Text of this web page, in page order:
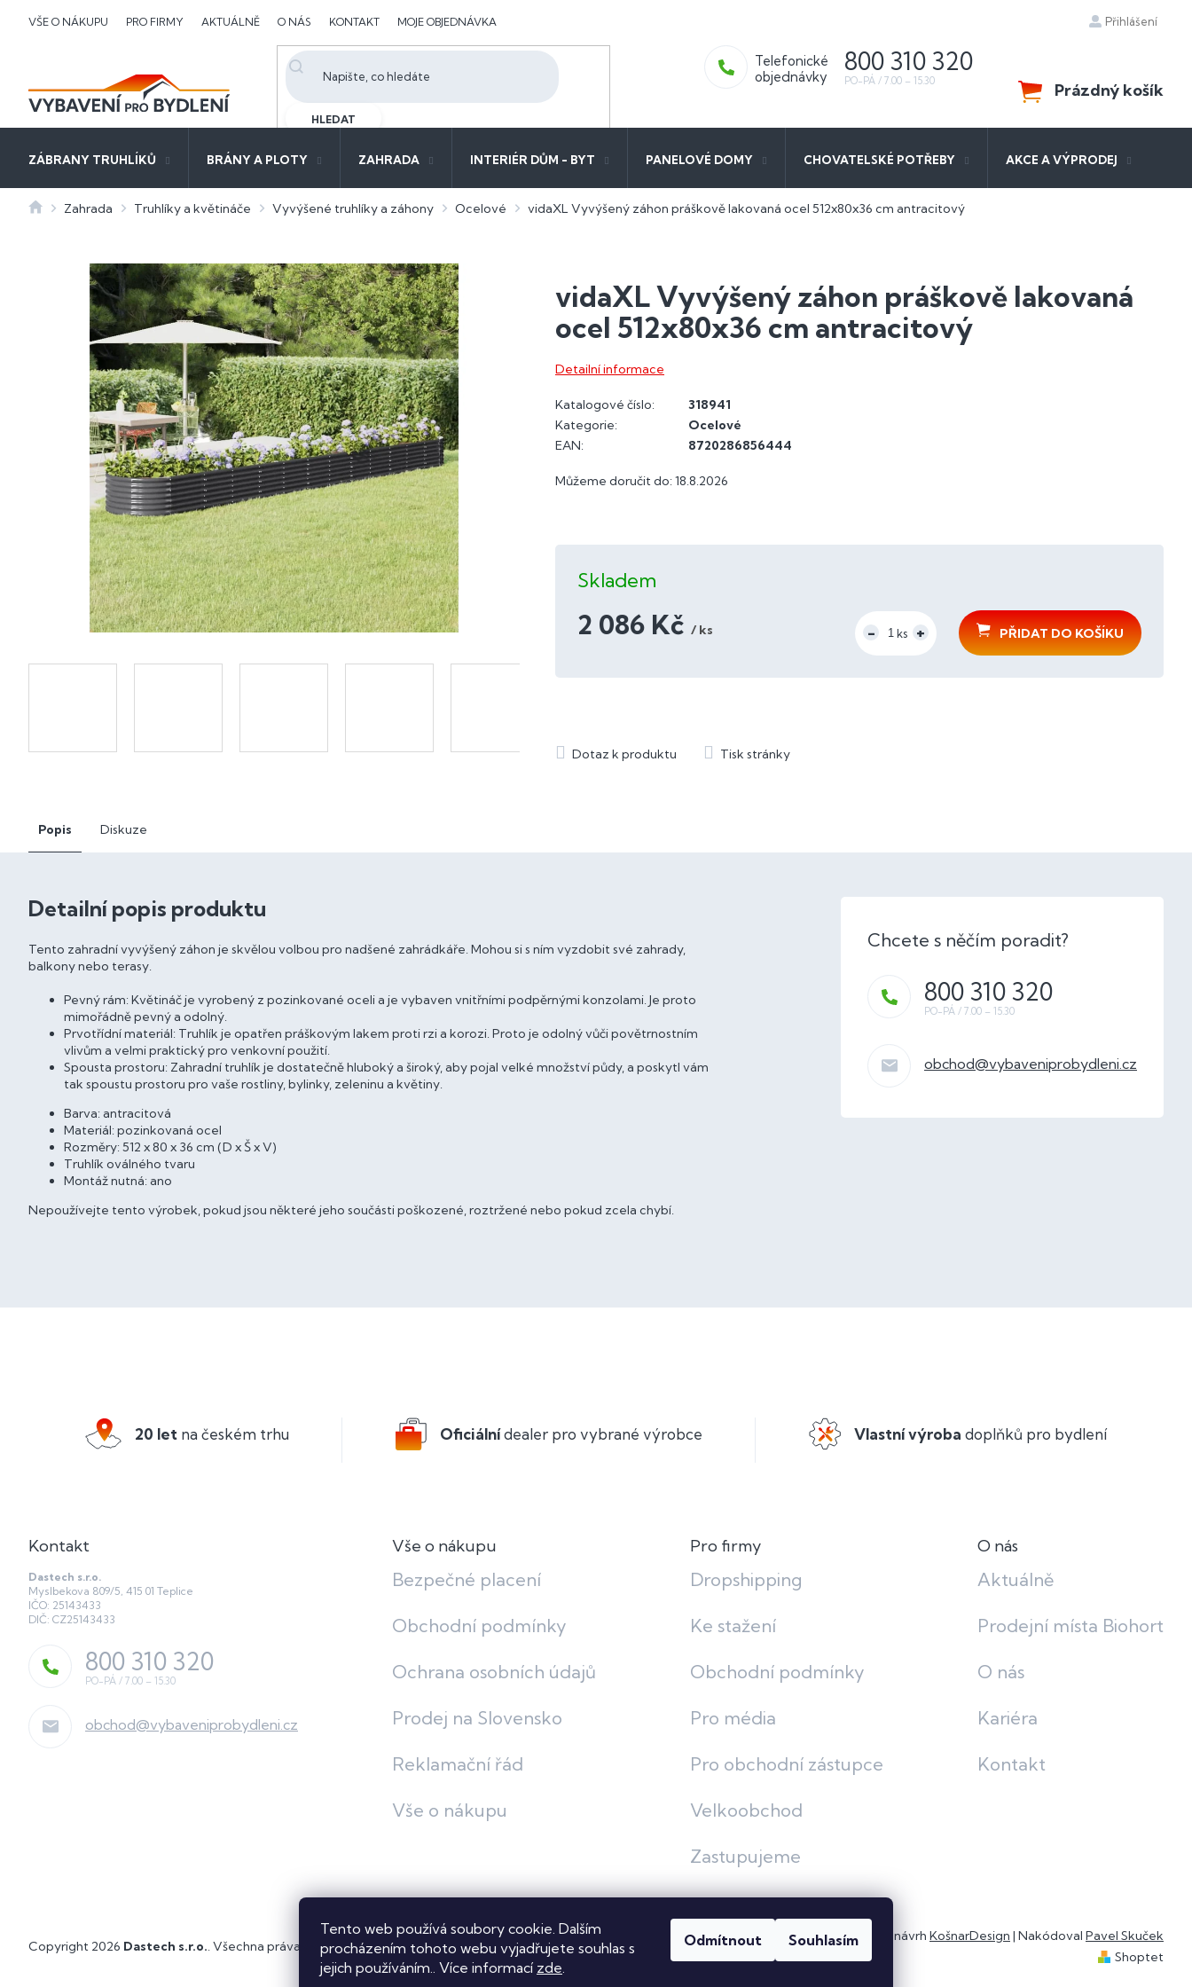
Tento web používá soubory cookie. Dalším
procházením tohoto webu vyjadřujete souhlas s
jejich používáním.. Více informací zde.
Odmítnout Souhlasím
VŠE O NÁKUPU PRO FIRMY AKTUÁLNĚ O NÁS KONTAKT MOJE OBJEDNÁVKA Přihlášení
HLEDAT
800 310 320
NÁKUPNÍ
KOŠÍK
Prázdný košík
ZÁBRANY TRUHLÍKŮ BRÁNY A PLOTY ZAHRADA INTERIÉR DŮM - BYT PANELOVÉ DOMY CHOVATELSKÉ POTŘEBY AKCE A VÝPRODEJ
DomůZahrada Truhlíky a květináče Vyvýšené truhlíky a záhony Ocelové vidaXL Vyvýšený záhon práškově lakovaná ocel 512x80x36 cm antracitový
vidaXL Vyvýšený záhon práškově lakovaná
ocel 512x80x36 cm antracitový
Můžeme doručit do: 18.8.2026
Skladem
2 086 Kč / ks
PŘIDAT DO KOŠÍKU
Detailní informace
Katalogové číslo:
318941
Kategorie:
Ocelové
EAN: 8720286856444
Popis Diskuze
Detailní popis produktu
Tento zahradní vyvýšený záhon je skvělou volbou pro nadšené zahrádkáře. Mohou si s ním vyzdobit své zahrady,
balkony nebo terasy.
Pevný rám: Květináč je vyrobený z pozinkované oceli a je vybaven vnitřními podpěrnými konzolami. Je proto
mimořádně pevný a odolný.
Prvotřídní materiál: Truhlík je opatřen práškovým lakem proti rzi a korozi. Proto je odolný vůči povětrnostním
vlivům a velmi praktický pro venkovní použití.
Spousta prostoru: Zahradní truhlík je dostatečně hluboký a široký, aby pojal velké množství půdy, a poskytl vám
tak spoustu prostoru pro vaše rostliny, bylinky, zeleninu a květiny.
Barva: antracitová
Materiál: pozinkovaná ocel
Rozměry: 512 x 80 x 36 cm (D x Š x V)
Truhlík oválného tvaru
Montáž nutná: ano
Nepoužívejte tento výrobek, pokud jsou některé jeho součásti poškozené, roztržené nebo pokud zcela chybí.
obchod@vybaveniprobydleni.cz
800 310 320
20 let na českém trhu Oficiálnídealer pro vybrané výrobce Vlastní výroba doplňků pro bydlení
Kontakt
Dastech s.r.o.
Myslbekova 809/5, 415 01 Teplice
IČO: 25143433
DIČ: CZ25143433
obchod@vybaveniprobydleni.cz
800 310 320
Vše o nákupu
Bezpečné placení
Obchodní podmínky
Ochrana osobních údajů
Prodej na Slovensko
Reklamační řád
Vše o nákupu
Pro firmy
Dropshipping
Ke stažení
Obchodní podmínky
Pro média
Pro obchodní zástupce
Velkoobchod
Zastupujeme
O nás
Aktuálně
Prodejní místa Biohort
O nás
Kariéra
Kontakt
Grafický návrh KošnarDesign | Nakódoval Pavel Skuček
Shoptet
Copyright 2026 Dastech s.r.o. . Všechna práva vyhrazena.Upravit nastavení cookies